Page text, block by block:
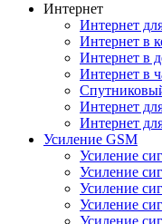
Интернет
Интернет
Интернет в
Интернет в
Интернет в
Интернет
Интернет
Усиление GSM
Усиление
Усиление
Усиление
Усиление
Усиление